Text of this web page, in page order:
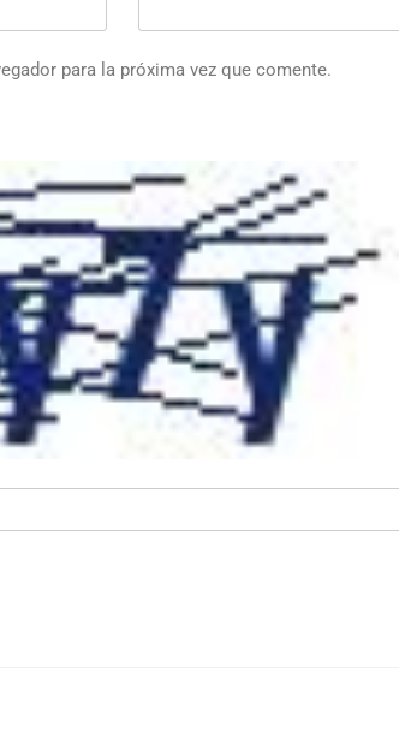
para la próxima vez que comente.